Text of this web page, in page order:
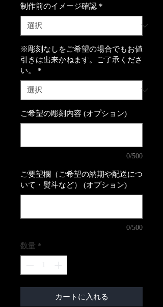
制作前のイメージ確認 *
※彫刻なしをご希望の場合でもお値
引きは出来かねます。ご了承くださ
い。
*
ご希望の彫刻内容 (オプション)
0/500
ご要望欄（ご希望の納期や配送につ
いて・熨斗など） (オプション)
0/500
数量 *
カートに入れる